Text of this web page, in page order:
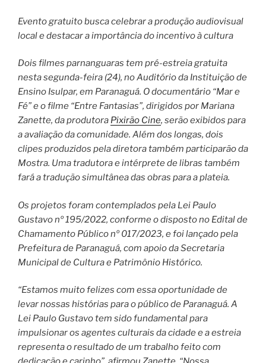
Evento gratuito busca celebrar a produção audiovisual
local e destacar a importância do incentivo à cultura
Dois filmes parnanguaras tem pré-estreia gratuita
nesta segunda-feira (24), no Auditório da Instituição de
Ensino Isulpar, em Paranaguá. O documentário “Mar e
Fé” e o filme “Entre Fantasias”, dirigidos por Mariana
Zanette, da produtora Pixirão Cine, serão exibidos para
a avaliação da comunidade. Além dos longas, dois
clipes produzidos pela diretora também participarão da
Mostra. Uma tradutora e intérprete de libras também
fará a tradução simultânea das obras para a plateia.
Os projetos foram contemplados pela Lei Paulo
Gustavo nº 195/2022, conforme o disposto no Edital de
Chamamento Público nº 017/2023, e foi lançado pela
Prefeitura de Paranaguá, com apoio da Secretaria
Municipal de Cultura e Patrimônio Histórico.
“Estamos muito felizes com essa oportunidade de
levar nossas histórias para o público de Paranaguá. A
Lei Paulo Gustavo tem sido fundamental para
impulsionar os agentes culturais da cidade e a estreia
representa o resultado de um trabalho feito com